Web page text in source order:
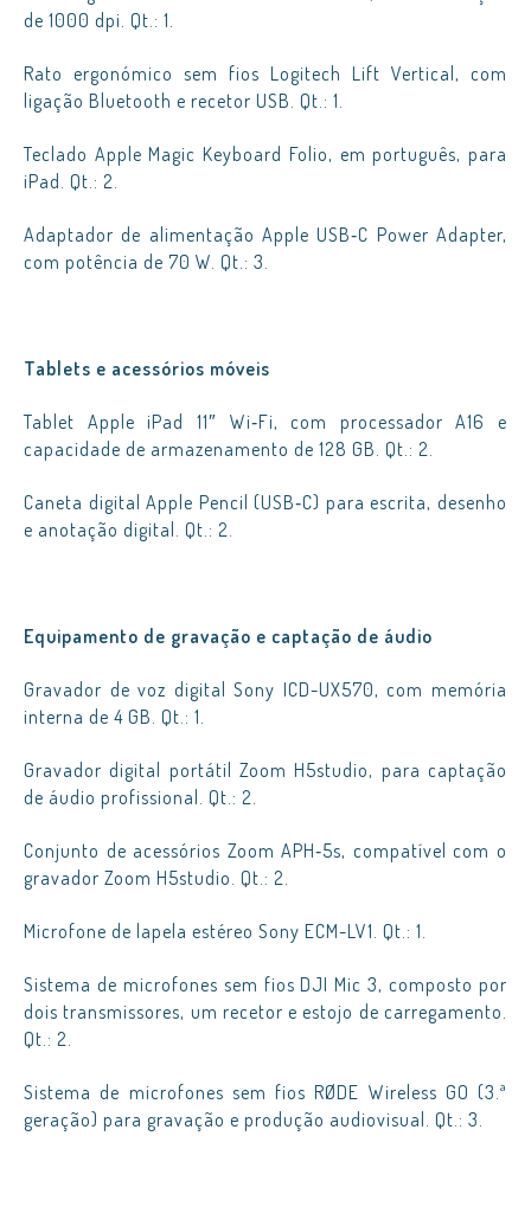
de 1000 dpi. Qt.: 1.
Rato ergonómico sem fios Logitech Lift Vertical, com
ligação Bluetooth e recetor USB. Qt.: 1.
Teclado Apple Magic Keyboard Folio, em português, para
iPad. Qt.: 2.
Adaptador de alimentação Apple USB‑C Power Adapter,
com potência de 70 W. Qt.: 3.
Tablets e acessórios móveis
Tablet Apple iPad 11″ Wi‑Fi, com processador A16 e
capacidade de armazenamento de 128 GB. Qt.: 2.
Caneta digital Apple Pencil (USB‑C) para escrita, desenho
e anotação digital. Qt.: 2.
Equipamento de gravação e captação de áudio
Gravador de voz digital Sony ICD-UX570, com memória
interna de 4 GB. Qt.: 1.
Gravador digital portátil Zoom H5studio, para captação
de áudio profissional. Qt.: 2.
Conjunto de acessórios Zoom APH‑5s, compatível com o
gravador Zoom H5studio. Qt.: 2.
Microfone de lapela estéreo Sony ECM-LV1. Qt.: 1.
Sistema de microfones sem fios DJI Mic 3, composto por
dois transmissores, um recetor e estojo de carregamento.
Qt.: 2.
Sistema de microfones sem fios RØDE Wireless GO (3.ª
geração) para gravação e produção audiovisual. Qt.: 3.